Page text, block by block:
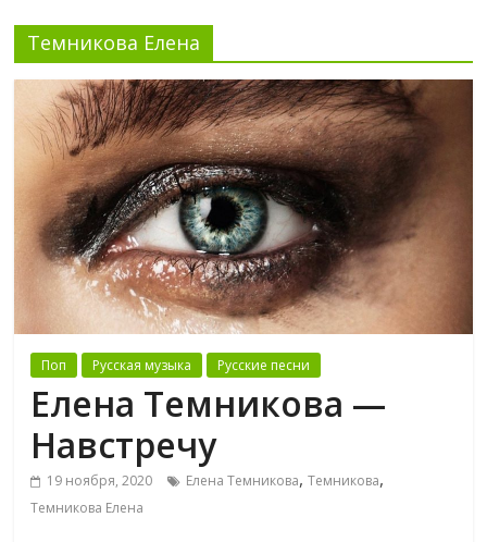
Темникова Елена
Поп Русская музыка Русские песни
Елена Темникова —
Навстречу
19 ноября, 2020 Елена Темникова,Темникова,
Темникова Елена